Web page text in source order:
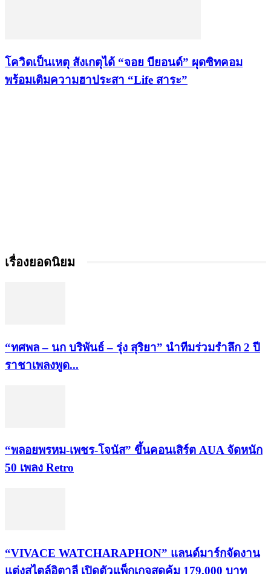
โควิดเป็นเหตุ​ สังเกตุได้ “จอย​ บียอนด์” ผุดซิทคอม​
พร้อมเติมความฮาประสา​ “Life​ สาระ”
เรื่องยอดนิยม
“ทศพล – นก บริพันธ์ – รุ่ง สุริยา” นำทีมร่วมรำลึก 2 ปี
ราชาเพลงพูด...
“พลอยพรหม-เพชร-โจนัส” ขึ้นคอนเสิร์ต AUA จัดหนัก
50 เพลง Retro
“VIVACE WATCHARAPHON” แลนด์มาร์กจัดงาน
แต่งสไตล์อิตาลี เปิดตัวแพ็กเกจสุดคุ้ม 179,000 บาท